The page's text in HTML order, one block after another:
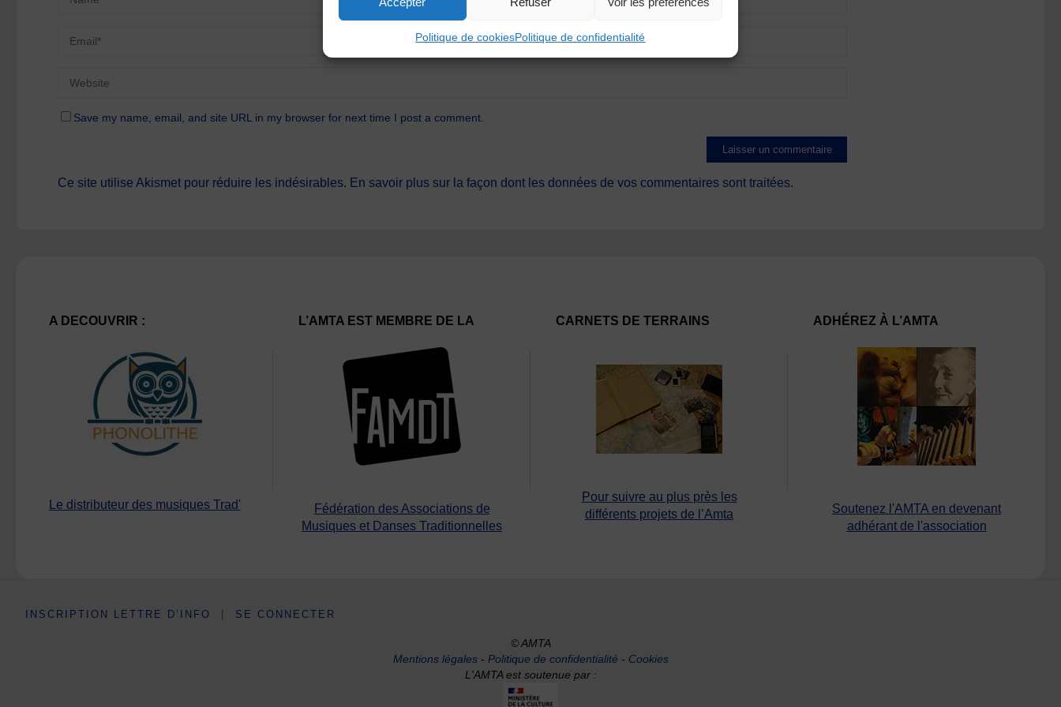
Politique de cookiesPolitique de confidentialité
Save my name, email, and site URL in my browser for next time I post a comment.
Ce site utilise Akismet pour réduire les indésirables. En savoir plus sur la façon dont les données de vos commentaires sont traitées.
A DECOUVRIR :
Le distributeur des musiques Trad'
L’AMTA EST MEMBRE DE LA
Fédération des Associations de
Musiques et Danses Traditionnelles
CARNETS DE TERRAINS
Pour suivre au plus près les
différents projets de l’Amta
ADHÉREZ À L’AMTA
Soutenez l'AMTA en devenant
adhérant de l'association
INSCRIPTION LETTRE D’INFO SE CONNECTER
© AMTA
Mentions légales- Politique de confidentialité - Cookies
L'AMTA est soutenue par :